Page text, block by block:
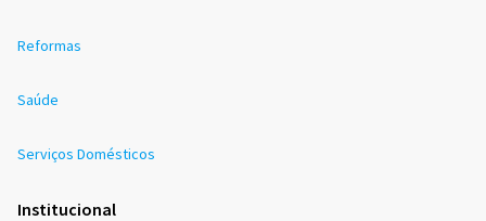
Reformas
Saúde
Serviços Domésticos
Institucional